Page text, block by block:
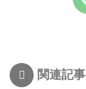
関連記事